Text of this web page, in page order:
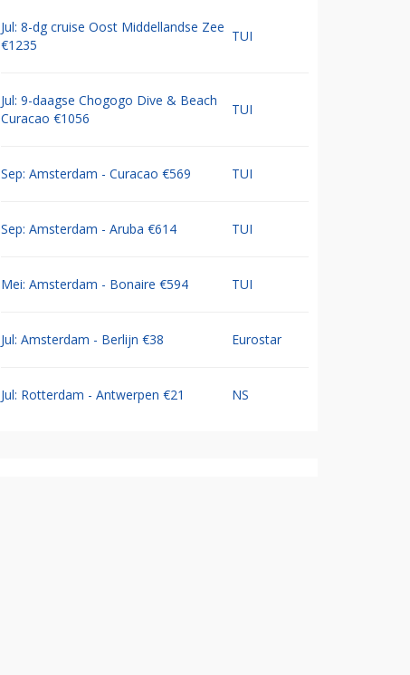
Jul: 8-dg cruise Oost Middellandse Zee
€1235
TUI
Jul: 9-daagse Chogogo Dive & Beach
Curacao €1056
TUI
Sep: Amsterdam - Curacao €569 TUI
Sep: Amsterdam - Aruba €614 TUI
Mei: Amsterdam - Bonaire €594 TUI
Jul: Amsterdam - Berlijn €38 Eurostar
Jul: Rotterdam - Antwerpen €21 NS